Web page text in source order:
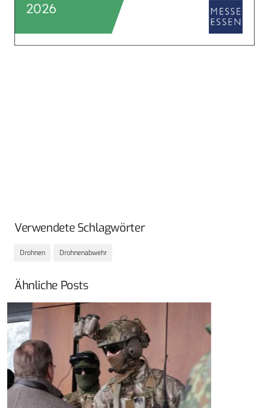
Verwendete Schlagwörter
Drohnen Drohnenabwehr
Ähnliche Posts